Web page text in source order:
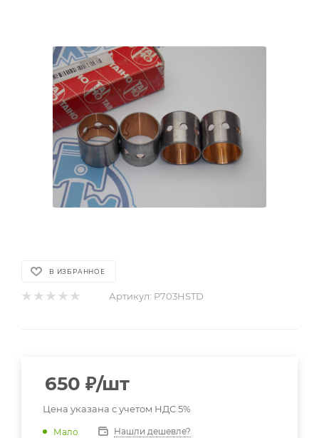
В ИЗБРАННОЕ
Артикул: P703HSTD
650 ₽/шт
Цена указана с учетом НДС 5%
Мало Нашли дешевле?